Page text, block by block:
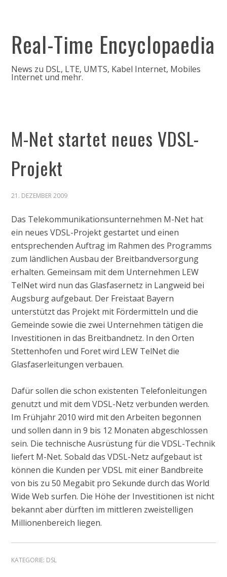
Real-Time Encyclopaedia
News zu DSL, LTE, UMTS, Kabel Internet, Mobiles
Internet und mehr.
M-Net startet neues VDSL-
Projekt
21. DEZEMBER 2009
Das Telekommunikationsunternehmen M-Net hat
ein neues VDSL-Projekt gestartet und einen
entsprechenden Auftrag im Rahmen des Programms
zum ländlichen Ausbau der Breitbandversorgung
erhalten. Gemeinsam mit dem Unternehmen LEW
TelNet wird nun das Glasfasernetz in Langweid bei
Augsburg aufgebaut. Der Freistaat Bayern
unterstützt das Projekt mit Fördermitteln und die
Gemeinde sowie die zwei Unternehmen tätigen die
Investitionen in das Breitbandnetz. In den Orten
Stettenhofen und Foret wird LEW TelNet die
Glasfaserleitungen verbauen.
Dafür sollen die schon existenten Telefonleitungen
genutzt und mit dem VDSL-Netz verbunden werden.
Im Frühjahr 2010 wird mit den Arbeiten begonnen
und sollen dann in 9 bis 12 Monaten abgeschlossen
sein. Die technische Ausrüstung für die VDSL-Technik
liefert M-Net. Sobald das VDSL-Netz aufgebaut ist
können die Kunden per VDSL mit einer Bandbreite
von bis zu 50 Megabit pro Sekunde durch das World
Wide Web surfen. Die Höhe der Investitionen ist nicht
bekannt aber dürften im mittleren zweistelligen
Millionenbereich liegen.
KATEGORIE: DSL